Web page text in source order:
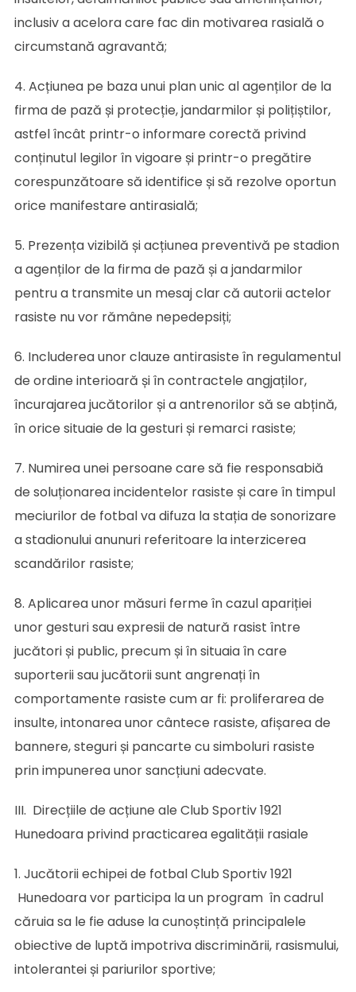
inclusiv a acelora care fac din motivarea rasială o
circumstană agravantă;
4. Acțiunea pe baza unui plan unic al agenților de la
firma de pază și protecție, jandarmilor și polițiștilor,
astfel încât printr-o informare corectă privind
conținutul legilor în vigoare și printr-o pregătire
corespunzătoare să identifice și să rezolve oportun
orice manifestare antirasială;
5. Prezența vizibilă și acțiunea preventivă pe stadion
a agenților de la firma de pază și a jandarmilor
pentru a transmite un mesaj clar că autorii actelor
rasiste nu vor rămâne nepedepsiți;
6. Includerea unor clauze antirasiste în regulamentul
de ordine interioară și în contractele angjaților,
încurajarea jucătorilor și a antrenorilor să se abțină,
în orice situaie de la gesturi și remarci rasiste;
7. Numirea unei persoane care să fie responsabiă
de soluționarea incidentelor rasiste și care în timpul
meciurilor de fotbal va difuza la stația de sonorizare
a stadionului anunuri referitoare la interzicerea
scandărilor rasiste;
8. Aplicarea unor măsuri ferme în cazul apariției
unor gesturi sau expresii de natură rasist între
jucători și public, precum și în situaia în care
suporterii sau jucătorii sunt angrenați în
comportamente rasiste cum ar fi: proliferarea de
insulte, intonarea unor cântece rasiste, afișarea de
bannere, steguri și pancarte cu simboluri rasiste
prin impunerea unor sancțiuni adecvate.
III. Direcțiile de acțiune ale Club Sportiv 1921
Hunedoara privind practicarea egalității rasiale
1. Jucătorii echipei de fotbal Club Sportiv 1921
Hunedoara vor participa la un program în cadrul
căruia sa le fie aduse la cunoștință principalele
obiective de luptă impotriva discriminării, rasismului,
intolerantei și pariurilor sportive;